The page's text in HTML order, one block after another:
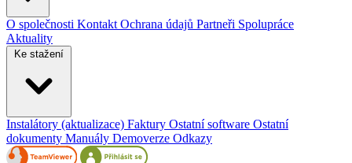
O společnosti Kontakt Ochrana údajů Partneři Spolupráce
Aktuality
Ke stažení
Instalátory (aktualizace) Faktury Ostatní software Ostatní
dokumenty Manuály Demoverze Odkazy